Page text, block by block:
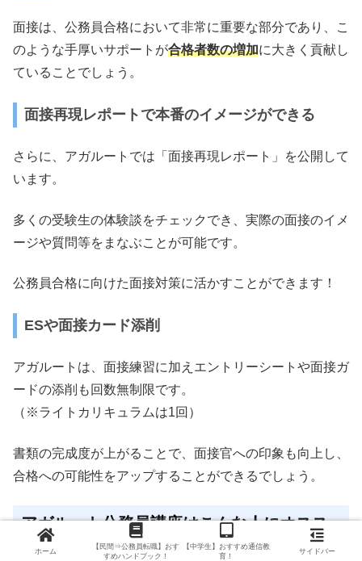
面接は、公務員合格において非常に重要な部分であり、こ
のような手厚いサポートが合格者数の増加に大きく貢献し
ていることでしょう。
面接再現レポートで本番のイメージができる
さらに、アガルートでは「面接再現レポート」を公開して
います。
多くの受験生の体験談をチェックでき、実際の面接のイメ
ージや質問等をまなぶことが可能です。
公務員合格に向けた面接対策に活かすことができます！
ESや面接カード添削
アガルートは、面接練習に加えエントリーシートや面接ガ
ードの添削も回数無制限です。
（※ライトカリキュラムは1回）
書類の完成度が上がることで、面接官への印象も向上し、
合格への可能性をアップすることができるでしょう。
アガルート公務員講座はこんな人にオスス
メ！
ホーム
【民間⇒公務員転職】おす
すめハンドブック！
【中学生】おすすめ通信教
育！
サイドバー